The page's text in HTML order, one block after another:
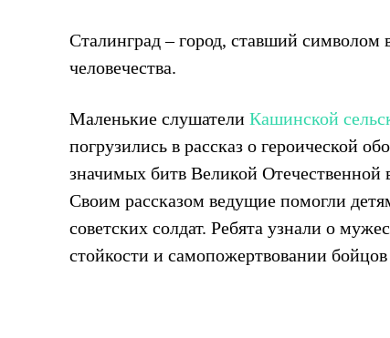
Сталинград – город, ставший символом
человечества.
Маленькие слушатели Кашинской
погрузились в рассказ о героической
значимых битв Великой Отечественной
Своим рассказом ведущие помогли
советских солдат. Ребята узнали о
стойкости и самопожертвовании